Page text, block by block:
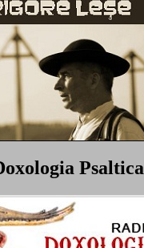
Psaltica